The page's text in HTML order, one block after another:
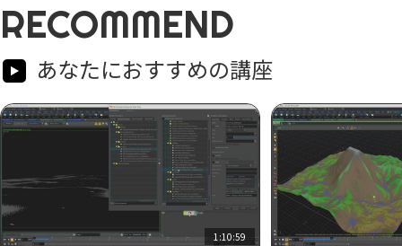
RECOMMEND
あなたにおすすめの講座
1:10:59